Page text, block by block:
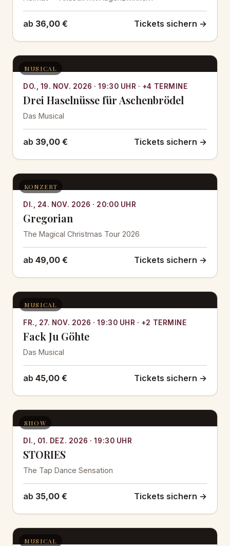
ab 36,00 € Tickets sichern →
MUSICAL
DO., 19. NOV. 2026 · 19:30 UHR · +4 TERMINE
Drei Haselnüsse für Aschenbrödel
Das Musical
ab 39,00 € Tickets sichern →
KONZERT
DI., 24. NOV. 2026 · 20:00 UHR
Gregorian
The Magical Christmas Tour 2026
ab 49,00 € Tickets sichern →
MUSICAL
FR., 27. NOV. 2026 · 19:30 UHR · +2 TERMINE
Fack Ju Göhte
Das Musical
ab 45,00 € Tickets sichern →
SHOW
DI., 01. DEZ. 2026 · 19:30 UHR
STORIES
The Tap Dance Sensation
ab 35,00 € Tickets sichern →
MUSICAL